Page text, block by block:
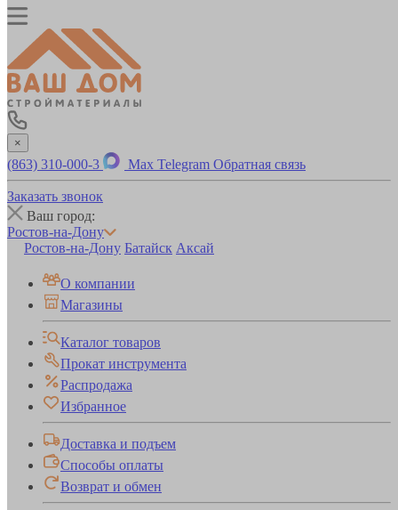
×
(863) 310-000-3 Max Telegram Обратная связь
Заказать звонок
Ваш город:
Ростов-на-Дону
Ростов-на-Дону Батайск Аксай
О компании
Магазины
Каталог товаров
Прокат инструмента
Распродажа
Избранное
Доставка и подъем
Способы оплаты
Возврат и обмен